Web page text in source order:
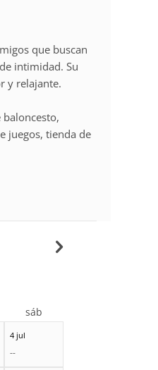
que buscan
intimidad. Su
y relajante.
juegos, tienda de
4 jul
--
sáb